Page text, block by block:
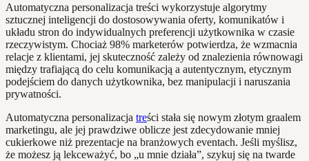
Automatyczna personalizacja treści wykorzystuje algorytmy
sztucznej inteligencji do dostosowywania oferty, komunikatów i
układu stron do indywidualnych preferencji użytkownika w czasie
rzeczywistym. Chociaż 98% marketerów potwierdza, że wzmacnia
relacje z klientami, jej skuteczność zależy od znalezienia równowagi
między trafiającą do celu komunikacją a autentycznym, etycznym
podejściem do danych użytkownika, bez manipulacji i naruszania
prywatności.
Automatyczna personalizacja treści stała się nowym złotym graalem
marketingu, ale jej prawdziwe oblicze jest zdecydowanie mniej
cukierkowe niż prezentacje na branżowych eventach. Jeśli myślisz,
że możesz ją lekceważyć, bo „u mnie działa”, szykuj się na twarde